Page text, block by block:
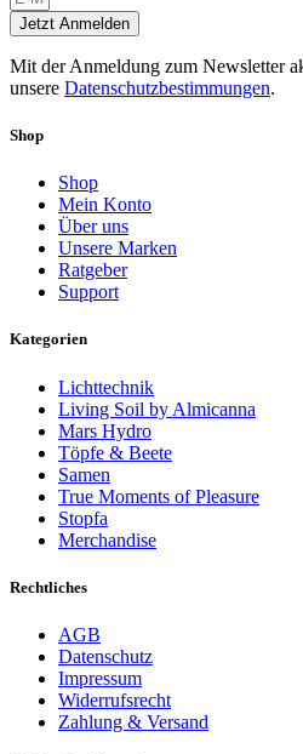
Jetzt Anmelden
Mit der Anmeldung zum Newsletter
unsere Datenschutzbestimmungen.
Shop
Shop
Mein Konto
Über uns
Unsere Marken
Ratgeber
Support
Kategorien
Lichttechnik
Living Soil by Almicanna
Mars Hydro
Töpfe & Beete
Samen
True Moments of Pleasure
Stopfa
Merchandise
Rechtliches
AGB
Datenschutz
Impressum
Widerrufsrecht
Zahlung & Versand